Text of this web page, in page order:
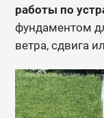
работы по
фундаментом
ветра, сдвига